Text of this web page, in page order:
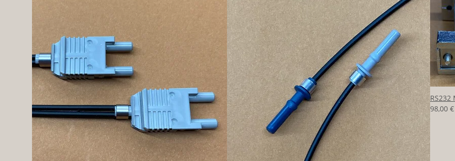
98,00